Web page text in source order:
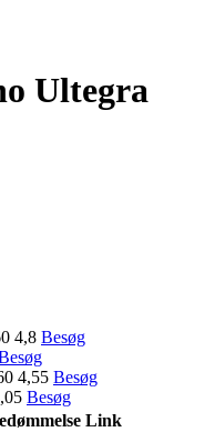
Ultegra
4,8 Besøg
4,55 Besøg
Besøg
Link